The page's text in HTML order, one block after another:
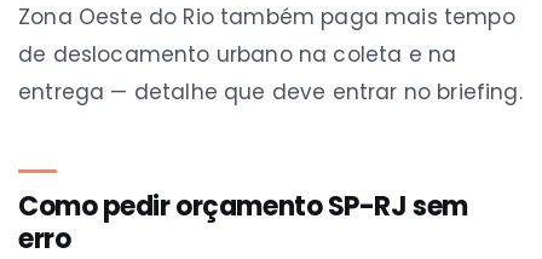
Zona Oeste do Rio também paga mais tempo
de deslocamento urbano na coleta e na
entrega — detalhe que deve entrar no briefing.
Como pedir orçamento SP-RJ sem
erro